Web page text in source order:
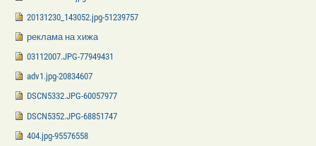
20131230_143052.jpg-51239757
реклама на хижа
03112007.JPG-77949431
adv1.jpg-20834607
DSCN5332.JPG-60057977
DSCN5352.JPG-68851747
404.jpg-95576558